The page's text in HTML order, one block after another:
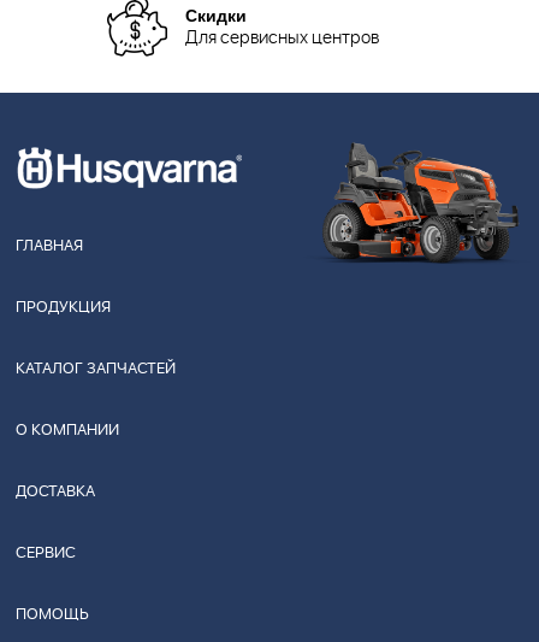
Скидки
Для сервисных центров
ГЛАВНАЯ
ПРОДУКЦИЯ
КАТАЛОГ ЗАПЧАСТЕЙ
О КОМПАНИИ
ДОСТАВКА
СЕРВИС
ПОМОЩЬ